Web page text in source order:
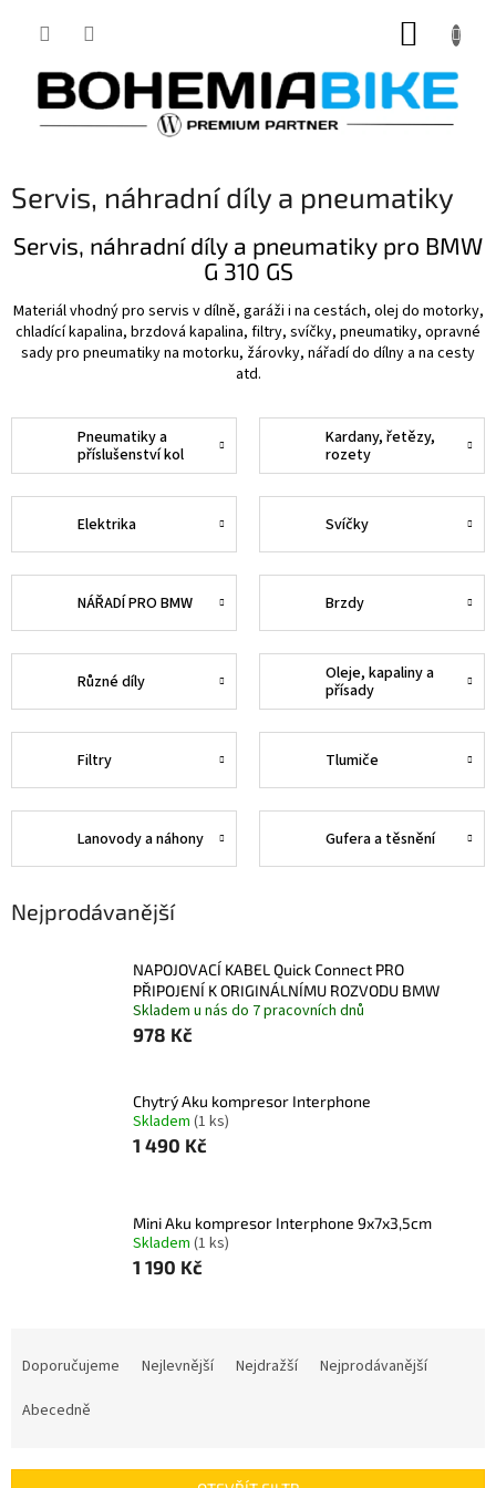
Servis, náhradní díly a pneumatiky
Servis, náhradní díly a pneumatiky pro BMW
G 310 GS
Materiál vhodný pro servis v dílně, garáži i na cestách, olej do motorky,
chladící kapalina, brzdová kapalina, filtry, svíčky, pneumatiky, opravné
sady pro pneumatiky na motorku, žárovky, nářadí do dílny a na cesty
atd.
Pneumatiky a
příslušenství kol
Kardany, řetězy,
rozety
Elektrika Svíčky
NÁŘADÍ PRO BMW Brzdy
Různé díly
Oleje, kapaliny a
přísady
Filtry Tlumiče
Lanovody a náhony Gufera a těsnění
Nejprodávanější
NAPOJOVACÍ KABEL Quick Connect PRO
PŘIPOJENÍ K ORIGINÁLNÍMU ROZVODU BMW
Skladem u nás do 7 pracovních dnů
978 Kč
Chytrý Aku kompresor Interphone
Skladem (1 ks)
1 490 Kč
Mini Aku kompresor Interphone 9x7x3,5cm
Skladem (1 ks)
1 190 Kč
Doporučujeme Nejlevnější Nejdražší
Nejprodávanější
Abecedně